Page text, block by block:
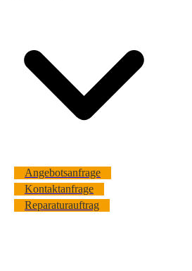
Angebotsanfrage
Kontaktanfrage
Reparaturauftrag